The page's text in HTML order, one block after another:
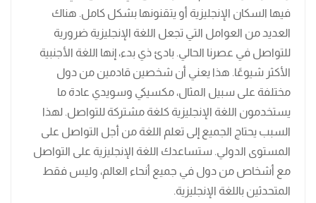
فيها السكان الإنجليزية أو يتقنونها بشكل كامل. هناك
العديد من العوامل التي تجعل اللغة الإنجليزية ضرورية
للتواصل في عصرنا الحالي. بادئ ذي بدء، إنها اللغة الأجنبية
الأكثر شيوعًا. هذا يعني أن شخصين قادمين من دول
مختلفة على سبيل المثال، مكسيكي وسويدي عادة ما
يستخدمون اللغة الإنجليزية كلغة مشتركة للتواصل. لهذا
السبب يحتاج الجميع إلى تعلم اللغة من أجل التواصل على
المستوى الدولي. ستساعدك اللغة الإنجليزية على التواصل
مع أشخاص من دول في جميع أنحاء العالم، وليس فقط
المتحدثين باللغة الإنجليزية.